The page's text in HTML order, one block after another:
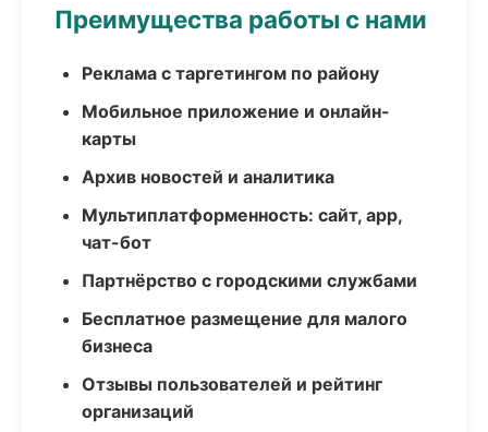
Преимущества работы с нами
Реклама с таргетингом по району
Мобильное приложение и онлайн-
карты
Архив новостей и аналитика
Мультиплатформенность: сайт, app,
чат-бот
Партнёрство с городскими службами
Бесплатное размещение для малого
бизнеса
Отзывы пользователей и рейтинг
организаций